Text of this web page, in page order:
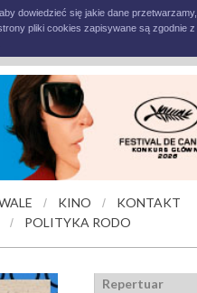
aby dowiedzieć się jakie dane
pliki cookies zapisywane są zgodnie
/ KINO /
KONTAKT
/ POLITYKA RODO
Repertuar